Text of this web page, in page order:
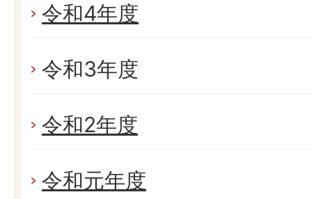
令和4年度
令和3年度
令和2年度
令和元年度